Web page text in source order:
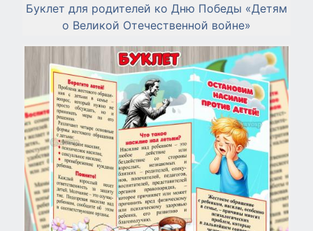
Буклет для родителей ко Дню Победы «Детям
о Великой Отечественной войне»